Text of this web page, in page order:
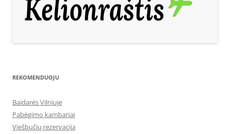
REKOMENDUOJU
Baidarės Vilniuje
Pabėgimo kambariai
Viešbučių rezervacija